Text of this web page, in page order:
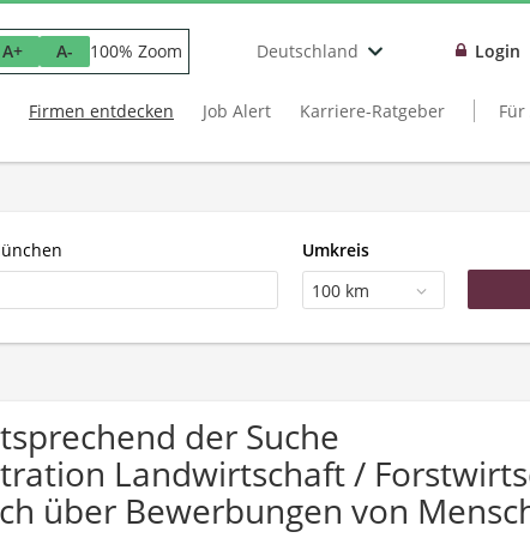
A+ A- 100% Zoom Deutschland Login
Firmen entdecken Job Alert Karriere-Ratgeber
Umkreis
100 km
der Suche
Landwirtschaft /
über Bewerbungen von